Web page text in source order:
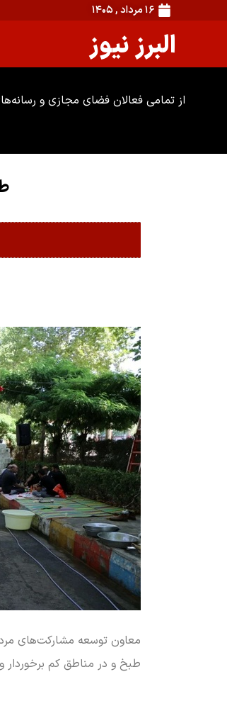
۱۶ مرداد , ۱۴۰۵
البرز نیوز
از تمامی فعالان فضای مجازی و
طبخ ۲۰ هزار
طبخ و در مناطق کم برخوردار